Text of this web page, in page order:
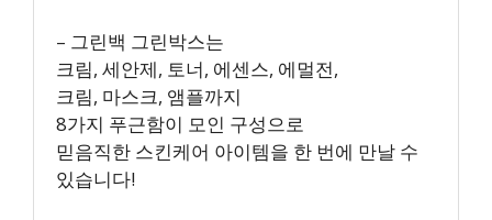
– 그린백 그린박스는
크림, 세안제, 토너, 에센스, 에멀전,
크림, 마스크, 앰플까지
8가지 푸근함이 모인 구성으로
믿음직한 스킨케어 아이템을 한 번에 만날 수
있습니다!